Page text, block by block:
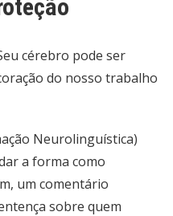
cérebro pode ser
do nosso trabalho
Neurolinguística)
a forma como
um comentário
sobre quem